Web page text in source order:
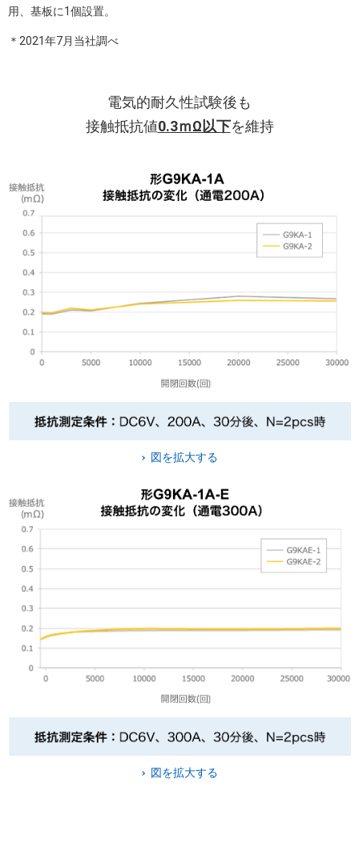
用、基板に1個設置。
＊2021年7月当社調べ
電気的耐久性試験後も
接触抵抗値0.3ｍΩ以下を維持
図を拡大する
図を拡大する